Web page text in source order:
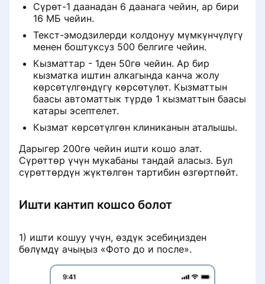
Пикир четке кагылды. Андан
кийин эмне болот
Написал отзыв и не вижу его
Почему пациенту важно
загружать документы при
оставлении отзыва
Сбор отзыва через звонок
Мен жөнүндө маалымат
Доктор бонустарды порталда
кантип коротсо болот ProDoctorov
Сүрөттөргө чейин жана кийин
Дарыгердин баракчасынын
Байланыш тилдери
Раздел «Если меня не станет»
Настройка уведомлений
Как добавить или изменить
Сүрөт-1 даанадан 6 даанага чейин, ар бири
16 МБ чейин.
Текст-эмодзилерди колдонуу мүмкүнчүлүгү
менен боштуксуз 500 белгиге чейин.
Кызматтар - 1ден 50гө чейин. Ар бир
кызматка иштин алкагында канча жолу
көрсөтүлгөндүгү көрсөтүлөт. Кызматтын
баасы автоматтык түрдө 1 кызматтын баасы
катары эсептелет.
Кызмат көрсөтүлгөн клиниканын аталышы.
Дарыгер 200гө чейин ишти кошо алат.
Сүрөттөр үчүн мукабаны тандай аласыз. Бул
сүрөттөрдүн жүктөлгөн тартибин өзгөртпөйт.
Ишти кантип кошсо болот
1) ишти кошуу үчүн, өздүк эсебиңизден
бөлүмдү ачыңыз «Фото до и после».